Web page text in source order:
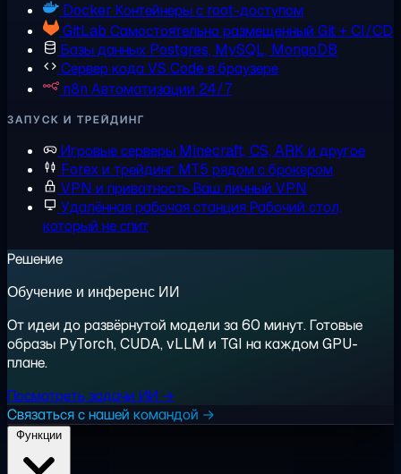
Docker Контейнеры с root-доступом
GitLab Самостоятельно размещенный Git + CI/CD
Базы данных Postgres, MySQL, MongoDB
Сервер кодаVS Code в браузере
n8n Автоматизации 24/7
ЗАПУСК И ТРЕЙДИНГ
Игровые серверы Minecraft, CS, ARK и другое
Forex и трейдинг MT5 рядом с брокером
VPN и приватностьВаш личный VPN
Удалённая рабочая станцияРабочий стол,
который не спит
Решение
Обучение и инференс ИИ
От идеи до развёрнутой модели за 60 минут. Готовые
образы PyTorch, CUDA, vLLM и TGI на каждом GPU-
плане.
Посмотреть задачи ИИ →
Связаться с нашей командой →